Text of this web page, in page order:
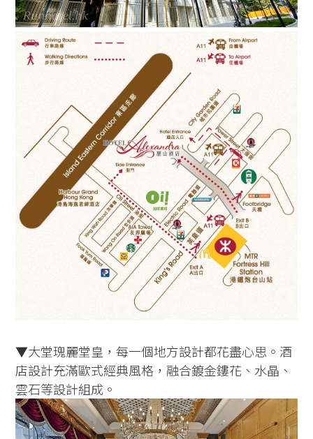
▼大堂瑰麗堂皇，每一個地方設計都花盡心思。酒
店設計充滿歐式經典風格，融合鍍金鏤花、水晶、
雲石等設計組成。